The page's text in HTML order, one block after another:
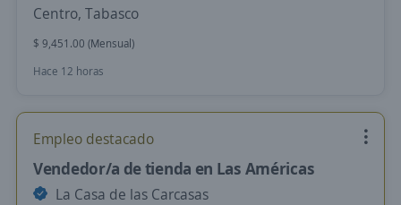
Centro, Tabasco
$ 9,451.00 (Mensual)
Hace 12 horas
Empleo destacado
Vendedor/a de tienda en Las Américas
La Casa de las Carcasas